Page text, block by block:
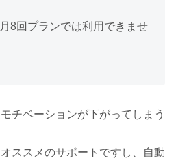
8回プランでは利用できませ
チベーションが下がってしまう
ススメのサポートですし、自動